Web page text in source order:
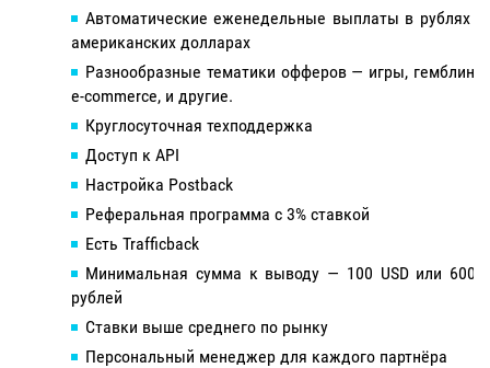
Автоматические еженедельные выплаты в рублях и
американских долларах
Разнообразные тематики офферов — игры, гемблинг,
e-commerce, и другие.
Круглосуточная техподдержка
Доступ к API
Настройка Postback
Реферальная программа с 3% ставкой
Есть Trafficback
Минимальная сумма к выводу — 100 USD или 6000
рублей
Ставки выше среднего по рынку
Персональный менеджер для каждого партнёра